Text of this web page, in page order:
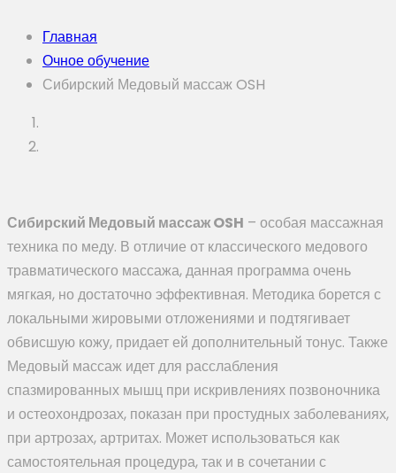
Главная
Очное обучение
Сибирский Медовый массаж OSH
Сибирский Медовый массаж OSH – особая массажная
техника по меду. В отличие от классического медового
травматического массажа, данная программа очень
мягкая, но достаточно эффективная. Методика борется с
локальными жировыми отложениями и подтягивает
обвисшую кожу, придает ей дополнительный тонус. Также
Медовый массаж идет для расслабления
спазмированных мышц при искривлениях позвоночника
и остеохондрозах, показан при простудных заболеваниях,
при артрозах, артритах. Может использоваться как
самостоятельная процедура, так и в сочетании с